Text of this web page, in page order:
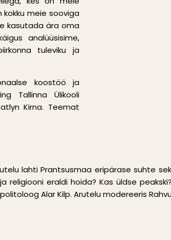
kokku meie sooviga
kasutada ära oma
analüüsisime,
tuleviku ja
koostöö ja
Tallinna Ülikooli
Kirna. Teemat
lahti Prantsusmaa eripärase suhte
religiooni eraldi hoida? Kas üldse
Alar Kilp. Arutelu modereeris